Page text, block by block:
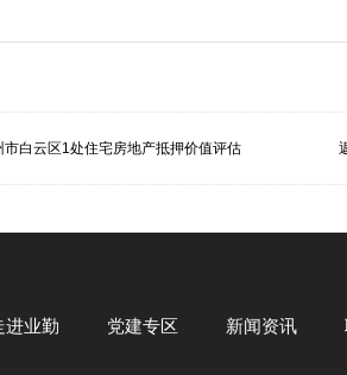
市白云区1处住宅房地产抵押价值评估
进业勤 党建专区 新闻资讯